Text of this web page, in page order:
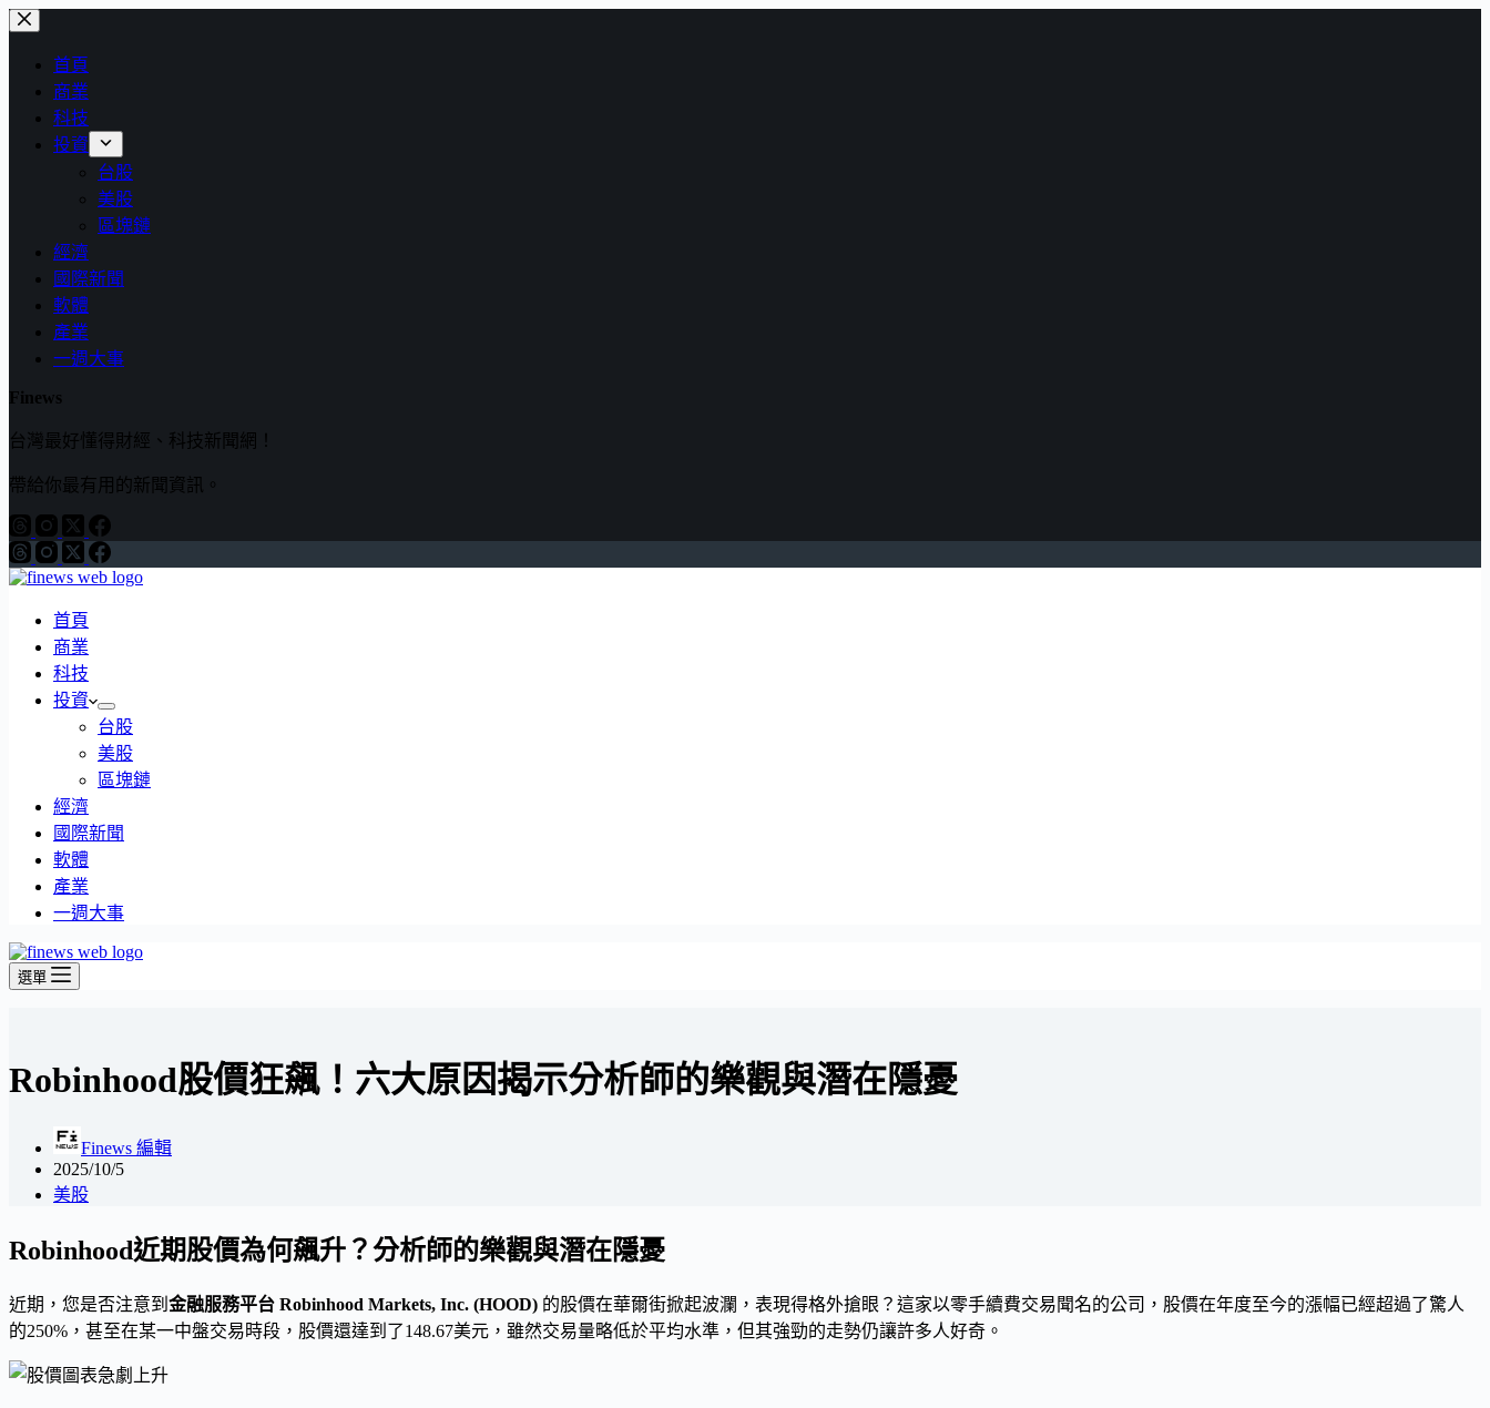
跳
首頁
商業
科技
投資
台股
美股
區塊鏈
經濟
國際新聞
軟體
產業
一週大事
Finews
台灣最好懂得財經、科技新聞網！
帶給你最有用的新聞資訊。
首頁
商業
科技
投資
台股
美股
區塊鏈
經濟
國際新聞
軟體
產業
一週大事
選單
Robinhood股價狂飆！六大原因揭示分析師的樂觀與潛在隱憂
Finews 編輯
2025/10/5
美股
Robinhood近期股價為何飆升？分析師的樂觀與潛在隱憂
近期，您是否注意到 金融服務平台 Robinhood Markets, Inc. (HOOD) 的股價在華爾街掀起波瀾，表現得格外搶眼？這家以零手續費交易聞名的公司，股價在年度至今的漲幅已經超過了驚人
的250%，甚至在某一中盤交易時段，股價還達到了148.67美元，雖然交易量略低於平均水準，但其強勁的走勢仍讓許多人好奇。